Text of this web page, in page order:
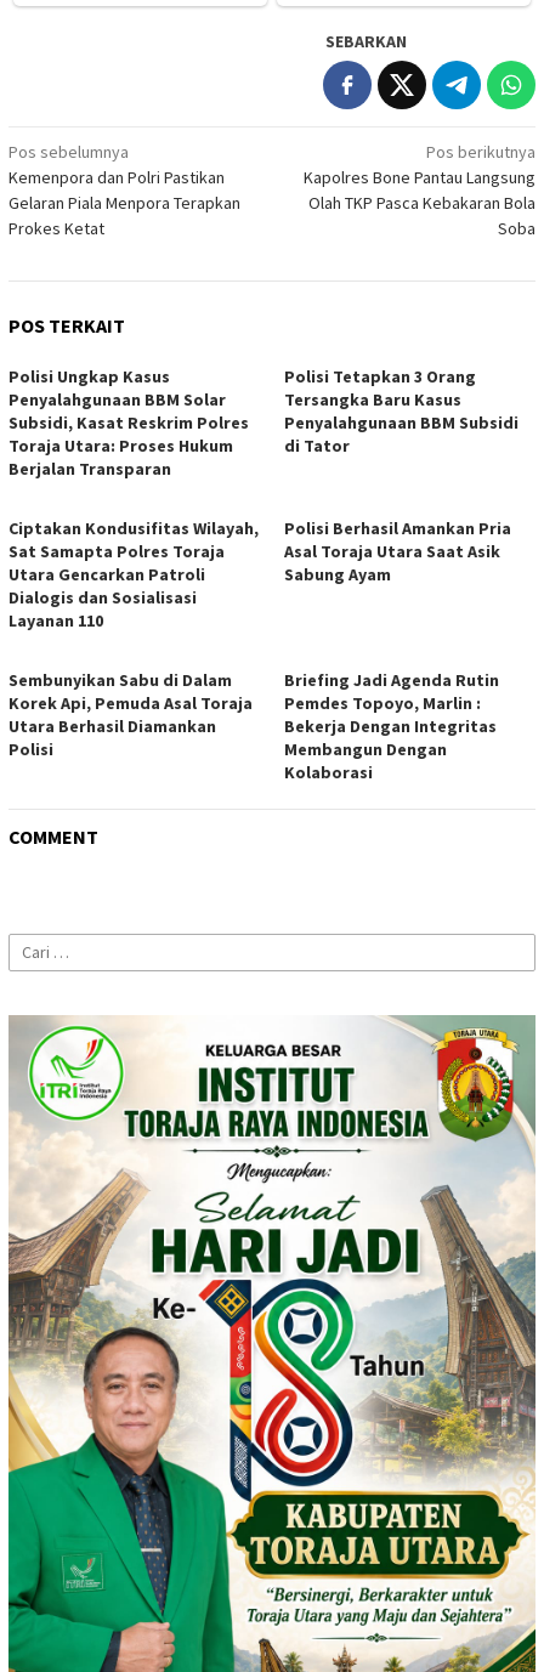
SEBARKAN
Navigasi
pos
Pos sebelumnya
Kemenpora dan Polri Pastikan
Gelaran Piala Menpora Terapkan
Prokes Ketat
Pos berikutnya
Kapolres Bone Pantau Langsung
Olah TKP Pasca Kebakaran Bola
Soba
POS TERKAIT
Polisi Ungkap Kasus
Penyalahgunaan BBM Solar
Subsidi, Kasat Reskrim Polres
Toraja Utara: Proses Hukum
Berjalan Transparan
Polisi Tetapkan 3 Orang
Tersangka Baru Kasus
Penyalahgunaan BBM Subsidi
di Tator
Ciptakan Kondusifitas Wilayah,
Sat Samapta Polres Toraja
Utara Gencarkan Patroli
Dialogis dan Sosialisasi
Layanan 110
Polisi Berhasil Amankan Pria
Asal Toraja Utara Saat Asik
Sabung Ayam
Sembunyikan Sabu di Dalam
Korek Api, Pemuda Asal Toraja
Utara Berhasil Diamankan
Polisi
Briefing Jadi Agenda Rutin
Pemdes Topoyo, Marlin :
Bekerja Dengan Integritas
Membangun Dengan
Kolaborasi
COMMENT
Cari
untuk: